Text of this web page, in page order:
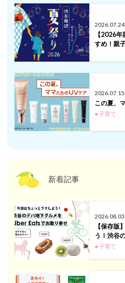
2026.07.24
【2026
すめ！親
2026.07.15
この夏、
● 子育て
新着記事
2026.08.03
【保存版
う！渋谷
● 子育て